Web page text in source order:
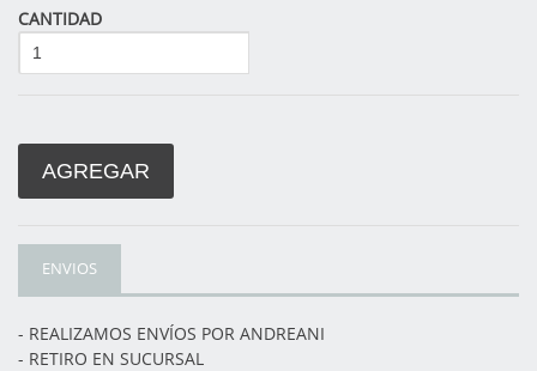
CANTIDAD
AGREGAR
ENVIOS
- REALIZAMOS ENVÍOS POR ANDREANI
- RETIRO EN SUCURSAL